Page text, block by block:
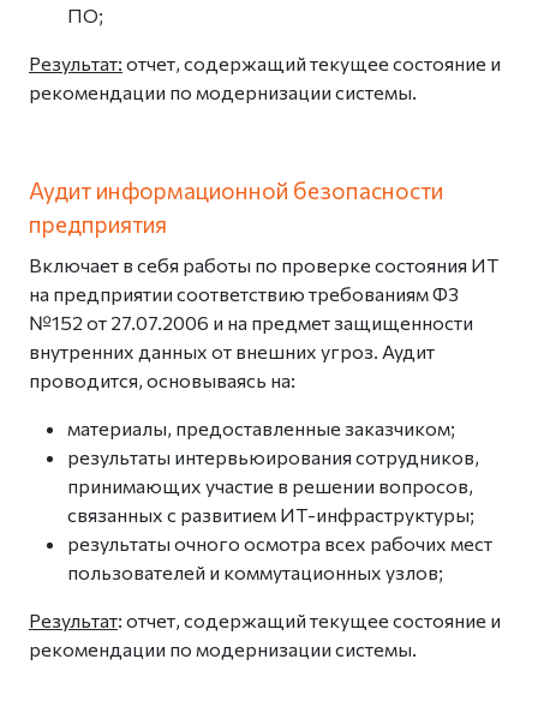
ПО;
Результат: отчет, содержащий текущее состояние и
рекомендации по модернизации системы.
Аудит информационной безопасности
предприятия
Включает в себя работы по проверке состояния ИТ
на предприятии соответствию требованиям ФЗ
№152 от 27.07.2006 и на предмет защищенности
внутренних данных от внешних угроз. Аудит
проводится, основываясь на:
материалы, предоставленные заказчиком;
результаты интервьюирования сотрудников,
принимающих участие в решении вопросов,
связанных с развитием ИТ-инфраструктуры;
результаты очного осмотра всех рабочих мест
пользователей и коммутационных узлов;
Результат: отчет, содержащий текущее состояние и
рекомендации по модернизации системы.